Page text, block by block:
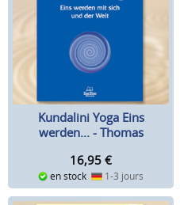
Kundalini Yoga Eins
werden... - Thomas
16,95 €
en stock 1-3 jours